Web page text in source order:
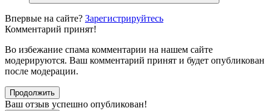
Впервые на сайте? Зарегистрируйтесь
Комментарий принят!
Во избежание спама комментарии на нашем сайте
модерируются. Ваш комментарий принят и будет опубликован
после модерации.
Продолжить
Ваш отзыв успешно опубликован!